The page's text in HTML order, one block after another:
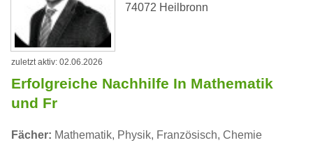
74072 Heilbronn
zuletzt aktiv: 02.06.2026
Erfolgreiche Nachhilfe In Mathematik
und Fr
Fächer: Mathematik, Physik, Französisch, Chemie